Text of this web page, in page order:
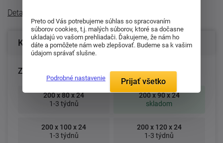
Detailný popis
Konfigurácia produktu
Zvoľte rozmer matraca (cm):
200 x 80 x 24
1-3 týdnů
200 x 90 x 24
skladom
200 x 100 x 24
1-3 týdnů
200 x 120 x 24
1-3 týdnů
Preto od Vás potrebujeme súhlas so spracovaním
súborov cookies, t.j. malých súborov, ktoré sa dočasne
ukladajú vo vašom prehliadači. Ďakujeme, že nám ho
dáte a pomôžete nám web zlepšovať. Budeme sa k vašim
údajom správať slušne.
Podrobné nastavenie Prijať všetko